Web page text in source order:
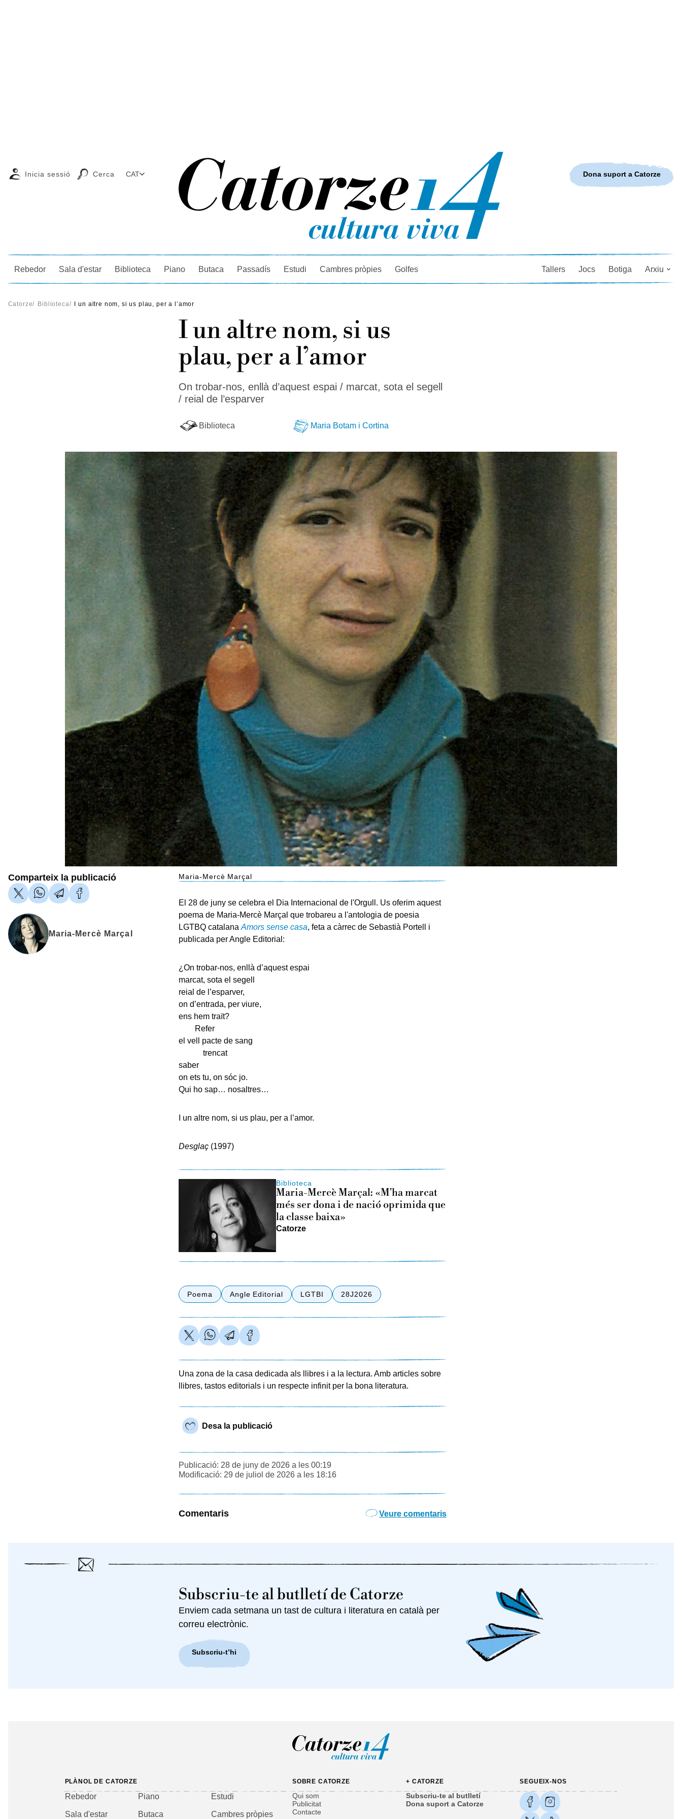
Cercador
Inicia sessió Cerca CAT
Rebedor Sala d'estar Biblioteca Piano Butaca Passadís Estudi Cambres pròpies Golfes Tallers Jocs Botiga Arxiu
Dona suport a Catorze
Catorze/ Biblioteca/ I un altre nom, si us plau, per a l’amor
I un altre nom, si us
plau, per a l’amor
On trobar-nos, enllà d’aquest espai / marcat, sota el segell
/ reial de l’esparver
Biblioteca Maria Botam i Cortina
Maria-Mercè Marçal
Comparteix la publicació
Maria-Mercè Marçal
El 28 de juny se celebra el Dia Internacional de l'Orgull. Us oferim aquest
poema de Maria-Mercè Marçal que trobareu a l'antologia de poesia
LGTBQ catalana Amors sense casa, feta a càrrec de Sebastià Portell i
publicada per Angle Editorial:
¿On trobar-nos, enllà d’aquest espai
marcat, sota el segell
reial de l’esparver,
on d’entrada, per viure,
ens hem traït?
Refer
el vell pacte de sang
trencat
saber
on ets tu, on sóc jo.
Qui ho sap… nosaltres…
I un altre nom, si us plau, per a l’amor.
Desglaç(1997)
Biblioteca
Maria-Mercè Marçal: «M'ha marcat
més ser dona i de nació oprimida que
la classe baixa»
Catorze
Poema Angle Editorial LGTBI 28J2026
Una zona de la casa dedicada als llibres i a la lectura. Amb articles sobre
llibres, tastos editorials i un respecte infinit per la bona literatura.
Desa la publicació
Publicació: 28 de juny de 2026 a les 00:19
Modificació: 29 de juliol de 2026 a les 18:16
Comentaris Veure comentaris
Subscriu-te al butlletí de Catorze
Enviem cada setmana un tast de cultura i literatura en català per
correu electrònic.
Subscriu-t’hi
PLÀNOL DE CATORZE
Rebedor
Sala d'estar
Piano
Butaca
Estudi
Cambres pròpies
SOBRE CATORZE
Qui som
Publicitat
Contacte
+ CATORZE
Subscriu-te al butlletí
Dona suport a Catorze
SEGUEIX-NOS